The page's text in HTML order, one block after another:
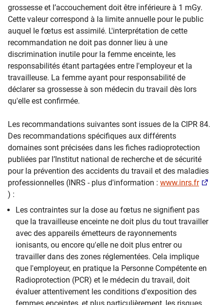
grossesse et l’accouchement doit être inférieure à 1 mGy.
Cette valeur correspond à la limite annuelle pour le public
auquel le fœtus est assimilé. L'interprétation de cette
recommandation ne doit pas donner lieu à une
discrimination inutile pour la femme enceinte, les
responsabilités étant partagées entre l'employeur et la
travailleuse. La femme ayant pour responsabilité de
déclarer sa grossesse à son médecin du travail dès lors
qu'elle est confirmée.
Les recommandations suivantes sont issues de la CIPR 84.
Des recommandations spécifiques aux différents
domaines sont précisées dans les fiches radioprotection
publiées par l’Institut national de recherche et de sécurité
pour la prévention des accidents du travail et des maladies
professionnelles (INRS - plus d'information : www.inrs.fr
) :
Les contraintes sur la dose au fœtus ne signifient pas
que la travailleuse enceinte ne doit plus du tout travailler
avec des appareils émetteurs de rayonnements
ionisants, ou encore qu'elle ne doit plus entrer ou
travailler dans des zones réglementées. Cela implique
que l'employeur, en pratique la Personne Compétente en
Radioprotection (PCR) et le médecin du travail, doit
évaluer attentivement les conditions d'exposition des